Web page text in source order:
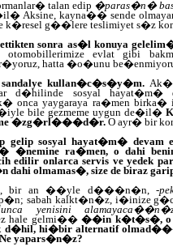
talan edip �paras�n�
Aksine, kayna�� sende
k�resel g��lere teslimiyet s�z
sonra as�l konuya
otomobillerimize evlat gibi
hatta �o�unu
kullan�c�s�y�m.
d�hilinde sosyal hayat�m�
onca yaygaraya ra�men
bile gezmeme uygun de�il�
�zg�rl���d�r.O ayr� bir
gelip sosyal hayat�m� devam
�nemine ra�men, o dahi
edilir onlarca servis ve
olmamas�, size de biraz
bir an ��yle d���n�n,-
sabah kalkt�n�z, i�inize
yenisini
hale gelmi����in k�t�s�, o
d�hil, hi�bir alternatif
yapars�n�z?